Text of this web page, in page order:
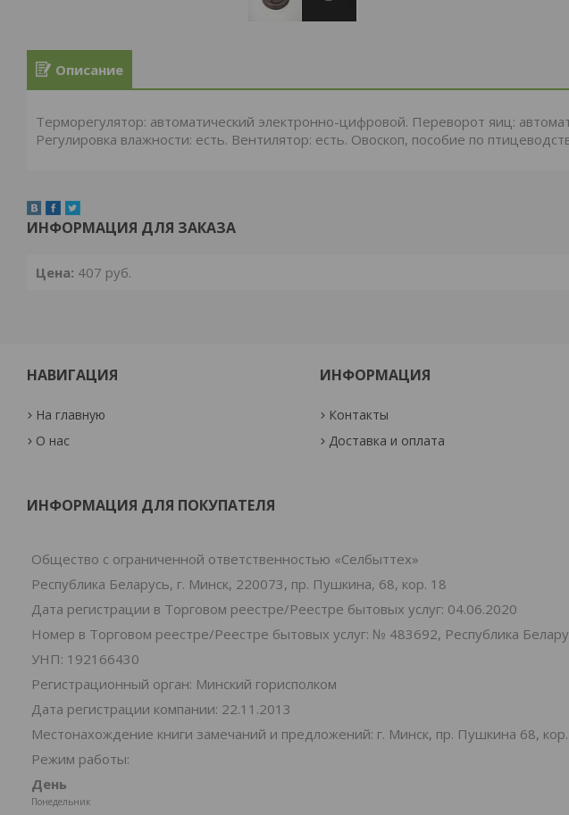
Описание
Терморегулятор: автоматический электронно-цифровой. Переворот яиц:
Регулировка влажности: есть. Вентилятор: есть. Овоскоп, пособие по
ИНФОРМАЦИЯ ДЛЯ ЗАКАЗА
Цена: 407 руб.
НАВИГАЦИЯ
На главную
О нас
ИНФОРМАЦИЯ
Контакты
Доставка и оплата
ИНФОРМАЦИЯ ДЛЯ ПОКУПАТЕЛЯ
Общество с ограниченной ответственностью «Селбыттех»
Республика Беларусь, г. Минск, 220073, пр. Пушкина, 68, кор. 18
Дата регистрации в Торговом реестре/Реестре бытовых услуг: 04.06.2020
Номер в Торговом реестре/Реестре бытовых услуг: № 483692, Республика
УНП: 192166430
Регистрационный орган: Минский горисполком
Дата регистрации компании: 22.11.2013
Местонахождение книги замечаний и предложений: г. Минск, пр. Пушкина 68,
Режим работы:
День
Понедельник